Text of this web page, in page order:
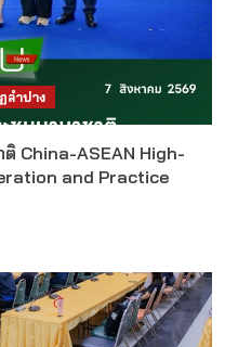
ลำปาง
China-ASEAN High-
and Practice